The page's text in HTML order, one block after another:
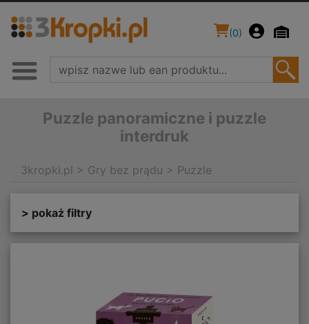
(0)
Puzzle panoramiczne i puzzle
interdruk
3kropki.pl > Gry bez prądu > Puzzle
> pokaż filtry